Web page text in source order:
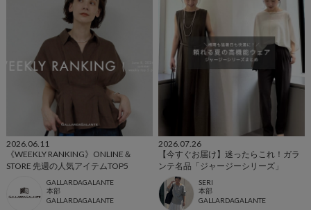
2026.06.11
《WEEKLY RANKING》ONLINE＆
STORE 先週の人気アイテムTOP5
GALLARDAGALANTE
本部
GALLARDAGALANTE
2026.07.26
【今すぐお届け】迷ったらこれ！ガラ
ンテ名品「ジャージーシリーズ」
SERI
本部
GALLARDAGALANTE